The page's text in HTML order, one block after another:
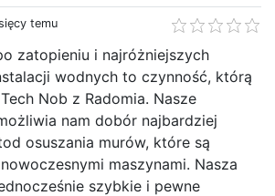
temu
zatopieniu i najróżniejszych
wodnych to czynność, którą
Nob z Radomia. Nasze
nam dobór najbardziej
osuszania murów, które są
maszynami. Nasza
szybkie i pewne